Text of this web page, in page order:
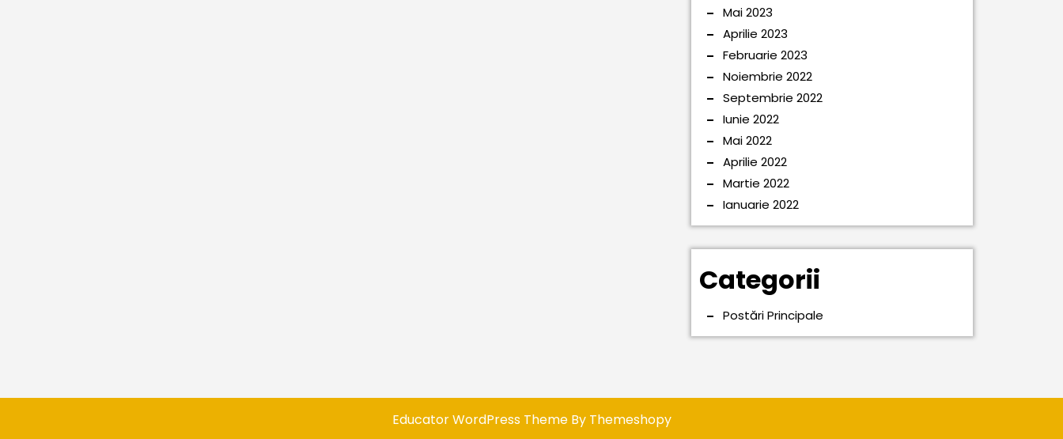
Mai 2023
Aprilie 2023
Februarie 2023
Noiembrie 2022
Septembrie 2022
Iunie 2022
Mai 2022
Aprilie 2022
Martie 2022
Ianuarie 2022
Categorii
Postări Principale
Educator WordPress ThemeBy Themeshopy